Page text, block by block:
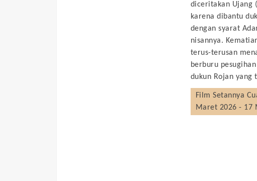
diceritakan Ujang
karena dibantu
dengan syarat
nisannya.
terus-terusan
berburu
dukun Rojan yang
Film Setannya
Maret 2026 - 17